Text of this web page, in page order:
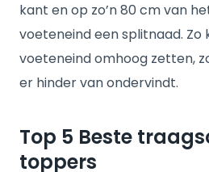
kant en op zo’n 80 cm van
voeteneind een splitnaad. Zo
voeteneind omhoog zetten,
er hinder van ondervindt.
Top 5 Beste
toppers